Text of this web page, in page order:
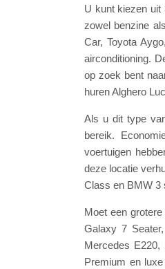
U kunt kiezen uit
zowel benzine
Car, Toyota
airconditioning.
op zoek bent
huren Alghero
Als u dit type
bereik.
voertuigen
deze locatie
Class en BMW 3
Moet een
Galaxy 7
Mercedes
Premium en